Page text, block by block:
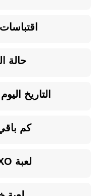
حالة
التاريخ
كم
لعبة XO بدون تحميل